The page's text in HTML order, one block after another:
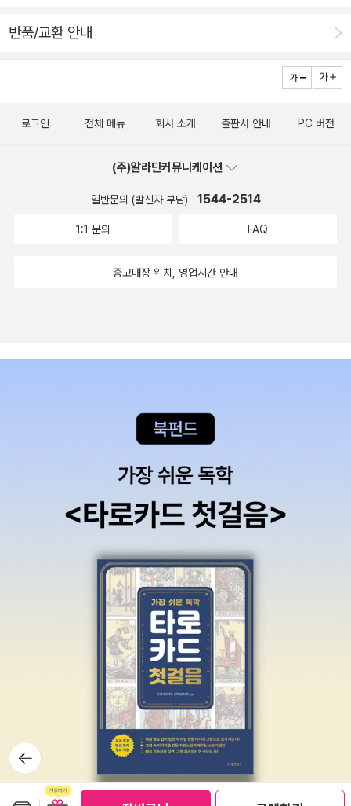
쳐야 한다. 궁극적으로 우리가 알아야 하는 건 눈앞에 보이는 현
그 이야기는 다른 무엇이 아닌 책이 들려줄 수 있다. 그게 사람들
이 '굳이' 책을 쓰는 이유일 것이다. 그리고 책을 읽고자 하는 이유
일 것이다.말장난 같지만, 나는 우리나라 독서 인구가 적은 이유
면, 책을 일단 펼쳐서 읽으면, 그래서 그 안에 담긴 정보와 지식과
자꾸 찾아서 읽게될 거라고 생각한다. 아직 그 안에 무엇이 있는
지를 몰라서 그렇지, 일단 책이라는 문을 열어 그 안을 들여다보
스럽게 흘러갈 것이다. 내 개인적으로는 정보와 지식 그리고 이야
을 살피곤한다. 그렇게 책을 꺼내어 답을 찾을 때도 있지만 답을
찾지 못할 때 조차도 다른 시선으로 세상을 보는게 가능해진다.
내어주는게 책이다. 김지원은 내내 그 얘기를 하고 있다.
소!”하고 딴지를 걸어도 아무도 뭐라 하지 않는다. 오히려 책과의
력적이어도 된다니, ‘무해함’이 미덕인 요즘 같은 시대에 이 얼마
가?) 책의 ‘쓸모’는 여기에 그치지 않는다. 지은이의 말처럼 책
을 수 있다는 것 이상의 의미를 갖는다. 난 좋은 책을 판가름하는
유무는 결국 각주에 달려 있다고 생각한다. 내가 이 이야기를 어
때문이다. 그렇기에 좋은 책은 “믿을 만한 지식의 지도”가 되어
이 삼아 내가 갈 수 있는 영역을 넓혀가고, 막힐 때면 언제든 원점
하는 정보를 찾기 위한 가장 효율적이고 쓸모 있는 매체였을 수
있다. 하지만 클릭 몇 번, 아니 챗GPT에게 대충 물어만 봐도 원
하는 답이 뚝딱 나오는 요즘 같은 시대에 책은 지나치게 수고롭고
하다. 하지만 이는 모두 ‘쓸모’를 의식하지 않는 가운데 부수적으
폭력적인) 읽기의 경험도, 각주를 길잡이 삼아 앎의 전선을 넓히
는 일도, 속도와 효율이 중시되는 지금은 지나치게 한가로이 느껴
는, 지극히 역설적인 매체다. 『지금도 책에서만 얻을 수 있는 것』
과 비슷한 시기에, 역시 같은 유유출판사에서 나온 우치다 다쓰루
의 『도서관에는 사람이 없는 편이 좋다』 역시 비슷한 이야기를 한
다. 도서관은 근본적으로 ‘쓸모’를 위해 만들어진 공간이 아니라
는 것이다. 따라서 도서관은 공공의 탈을 쓰고 있지만 민간에 위
탁한 일부 도서관이 그러하듯, ‘고객’을 더 불러 모으고 이들의 만
족도를 높이기 위해 흥미 위주의 책을 배치하거나 인스타그래머
블한 북카페가 되어서는 안 된다. 도서관이란 이곳과 저곳을 연결
ㅋㅋㅋㅋㅋㅋ너무나 부끄럽다. 와 엄마, 나 영어가 너무 엉망진창
사람이 아닌데 당연하지' 라고 하셨고, 와, 나 영어 너무 엉망진창
아니고' 라고 했다. ㅋㅋㅋㅋㅋㅋㅋㅋㅋㅋ 어제 하루종일 내가 했
써서 말하면 더 나았을텐데', '아, 좀 천천히 말했다면 어쨌든 문장
만들 수 있었을 것 같은데' 하며 후회와 후회와 후회가 찾아들었
수를 가려는거다. 하아-일주일간의 운동과 전날의 과음으로 일요
이 마셔 오는 숙취는 없었지만 뭔가 몸 상태가 되게 메롱이랄까.
사인을 보다가 담아두었다.[결혼식을 위한 쾌적한 날씨]는 표지
정말 예쁘지 않나요? 아주 얇은 책이라 금방 읽을 수 있고 그래서
금세 다 읽어냈는데 뭐 딱히 좋진 않았다.자, 그러면 약소한 책탑
으로 인한(응?) 특별 이벤트!!자, 내 친구는 남편과 나 사이에서
서로 못알아듣는 부분 통역도 해주면서 만나보니 느낌이 어떻냐
고 묻기도 했다. 나는 너의 남편이 참 좋은 사람으로 보인다고 말
했다. 만나보니 굉장히 선량한 느낌이었던 거다. 그렇다면 내 친
구의 남편은 나를 처음 본 소감을 뭐라고 말했을까요?가장 먼저
맞히는 한 분에게 3만원 이하 원하는 책 한 권을 선물로 드리겠습
니다.힌트는 없습니다. 왜냐하면, 어쩌면 아주 쉽게 맞힐 수 있기
땜시롱 ㅋㅋㅋㅋㅋㅋㅋㅋㅋㅋㅋㅋㅋㅋㅋㅋㅋㅋㅋㅋㅋㅋㅋㅋㅋ
ㅋㅋ정답자 발표는 정답자가 나오는 날 하도록 하겠습니다. ㅋㅋ
ㅋㅋㅋㅋㅋㅋㅋㅋㅋㅋㅋㅋㅋㅋㅋㅋㅋㅋㅋㅋ여러분, 고고씽, 달
>>과 맞닿은 구절을아래 독서신문에 실린 인터뷰에서 발췌했습
니다. ˝요즘 사람들이 책을 안 읽는다고는 하지만, 뭔가 다른 것을
많이 읽기 시작했어요. 우리가 알던 독서의 행위가 줄어든 것은
은 세대들은 읽기를 멈추지 않죠. 지하철에서 종이책을 읽는 사람
은 점점 늘어나고 있어요. 독서의 소외가 아니라, 독서의 범람이
라고 볼 수 있겠지요.˝http://www.readersnews.com/news/
articleView.html?idxno=94165
반품/교환 안내
뒤로가
기
로그인 전체 메뉴 회사 소개 출판사 안내 PC 버전
(주)알라딘커뮤니케이션
일반문의 (발신자 부담) 1544-2514
1:1 문의 FAQ
중고매장 위치, 영업시간 안내